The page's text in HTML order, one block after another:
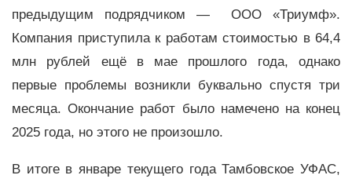
предыдущим подрядчиком — ООО «Триумф».
Компания приступила к работам стоимостью в 64,4
млн рублей ещё в мае прошлого года, однако
первые проблемы возникли буквально спустя три
месяца. Окончание работ было намечено на конец
2025 года, но этого не произошло.
В итоге в январе текущего года Тамбовское УФАС,